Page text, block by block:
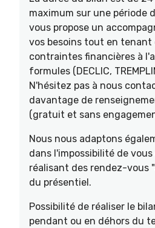
maximum sur une période
vous propose un
vos besoins tout en tenant
contraintes financières à
formules (DECLIC,
N'hésitez pas à nous
davantage de
(gratuit et sans
Nous nous adaptons
dans l'impossibilité de
réalisant des rendez-vous
du présentiel.
Possibilité de réaliser le
pendant ou en déhors du